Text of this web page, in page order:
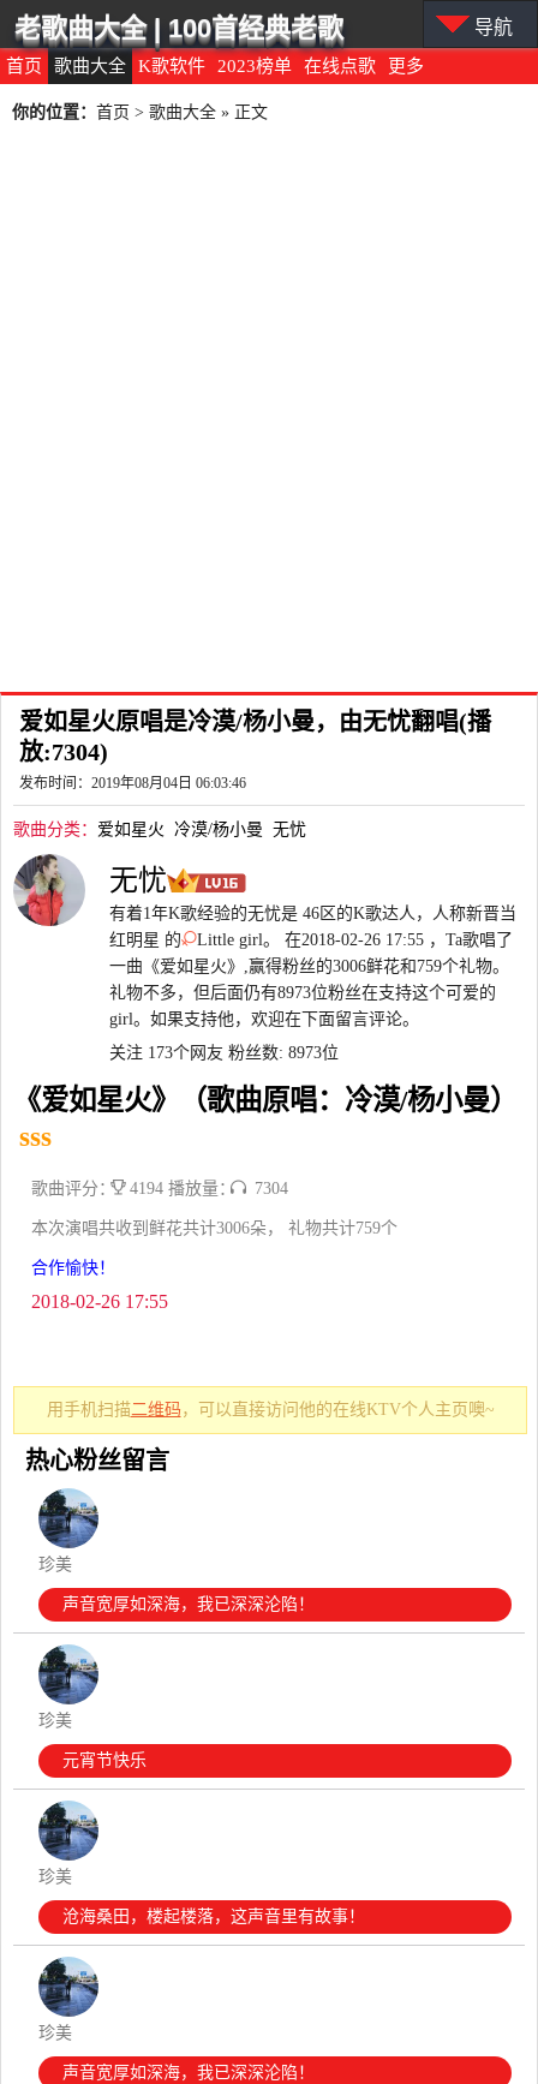
首页 歌曲大全 K歌软件 2023榜单 在线点歌 更多
老歌曲大全 | 100首经典老歌 导航
你的位置： 首页 > 歌曲大全 » 正文
爱如星火原唱是冷漠/杨小曼，由无忧翻唱(播
放:7304)
发布时间：2019年08月04日 06:03:46
歌曲分类： 爱如星火 冷漠/杨小曼 无忧
无忧
有着1年K歌经验的无忧是 46区的K歌达人，人称新晋当
红明星 的
Little girl。 在2018-02-26 17:55 ，Ta歌唱了
一曲《爱如星火》,赢得粉丝的3006鲜花和759个礼物。
礼物不多，但后面仍有8973位粉丝在支持这个可爱的
girl。如果支持他，欢迎在下面留言评论。
关注 173个网友 粉丝数: 8973位
《爱如星火》（歌曲原唱：冷漠/杨小曼）
sss
歌曲评分： 4194 播放量： 7304
本次演唱共收到鲜花共计3006朵， 礼物共计759个
合作愉快！
2018-02-26 17:55
用手机扫描二维码 ，可以直接访问他的在线KTV个人主页噢~
热心粉丝留言
珍美
声音宽厚如深海，我已深深沦陷！
珍美
元宵节快乐
珍美
沧海桑田，楼起楼落，这声音里有故事！
珍美
声音宽厚如深海，我已深深沦陷！